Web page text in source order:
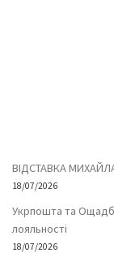
ВІДСТАВКА
18/07/2026
Укрпошта та
лояльності
18/07/2026